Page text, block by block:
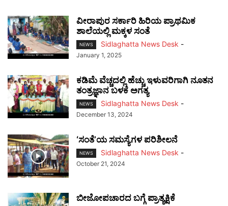
ವೀರಾಪುರ ಸರ್ಕಾರಿ ಹಿರಿಯ ಪ್ರಾಥಮಿಕ
ಶಾಲೆಯಲ್ಲಿ ಮಕ್ಕಳ ಸಂತೆ
NEWS Sidlaghatta News Desk -
January 1, 2025
ಕಡಿಮೆ ವೆಚ್ಚದಲ್ಲಿ ಹೆಚ್ಚು ಇಳುವರಿಗಾಗಿ ನೂತನ
ತಂತ್ರಜ್ಞಾನ ಬಳಕೆ ಅಗತ್ಯ
NEWS Sidlaghatta News Desk -
December 13, 2024
‘ಸಂತೆ’ಯ ಸಮಸ್ಯೆಗಳ ಪರಿಶೀಲನೆ
NEWS Sidlaghatta News Desk -
October 21, 2024
ಬೀಜೋಪಚಾರದ ಬಗ್ಗೆ ಪ್ರಾತ್ಯಕ್ಷಿಕೆ